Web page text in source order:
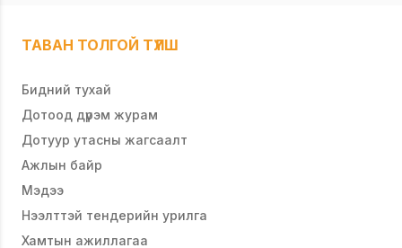
ТАВАН ТОЛГОЙ ТҮЛШ
Бидний тухай
Дотоод дүрэм журам
Дотуур утасны жагсаалт
Ажлын байр
Мэдээ
Нээлттэй тендерийн урилга
Хамтын ажиллагаа